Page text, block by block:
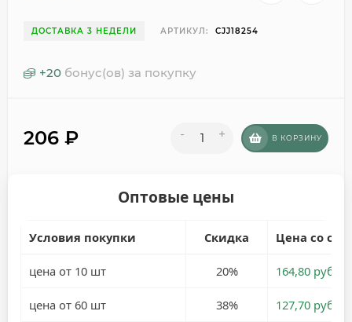
ДОСТАВКА 3 НЕДЕЛИ АРТИКУЛ: CJJ18254
+20 бонус(ов) за покупку
206 ₽ - + В КОРЗИНУ
Оптовые цены
Условия покупки Скидка Цена со
цена от 10 шт 20% 164,80 руб.
цена от 60 шт 38% 127,70 руб.